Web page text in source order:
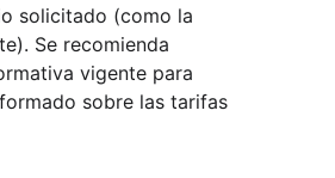
solicitado (como la
Se recomienda
vigente para
sobre las tarifas